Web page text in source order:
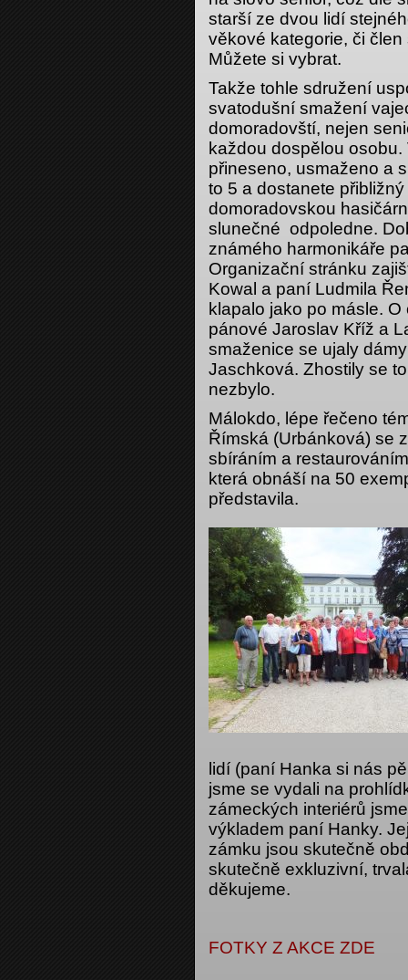
starší ze dvou lidí
věkové kategorie, či
Můžete si vybrat.
Takže tohle sdružení
svatodušní smažení
domoradovští, nejen
každou dospělou
přineseno, usmaženo a
to 5 a dostanete
domoradovskou
slunečné odpoledne.
známého harmonikáře
Organizační stránku
Kowal a paní Ludmila
klapalo jako po másle.
pánové Jaroslav Kříž a
smaženice se ujaly
Jaschková. Zhostily se
nezbylo.
Málokdo, lépe řečeno
Římská (Urbánková) se
sbíráním a
která obnáší na 50
představila.
lidí (paní Hanka si nás
jsme se vydali na
zámeckých interiérů
výkladem paní Hanky.
zámku jsou skutečně
skutečně exkluzivní,
děkujeme.
FOTKY Z AKCE ZDE